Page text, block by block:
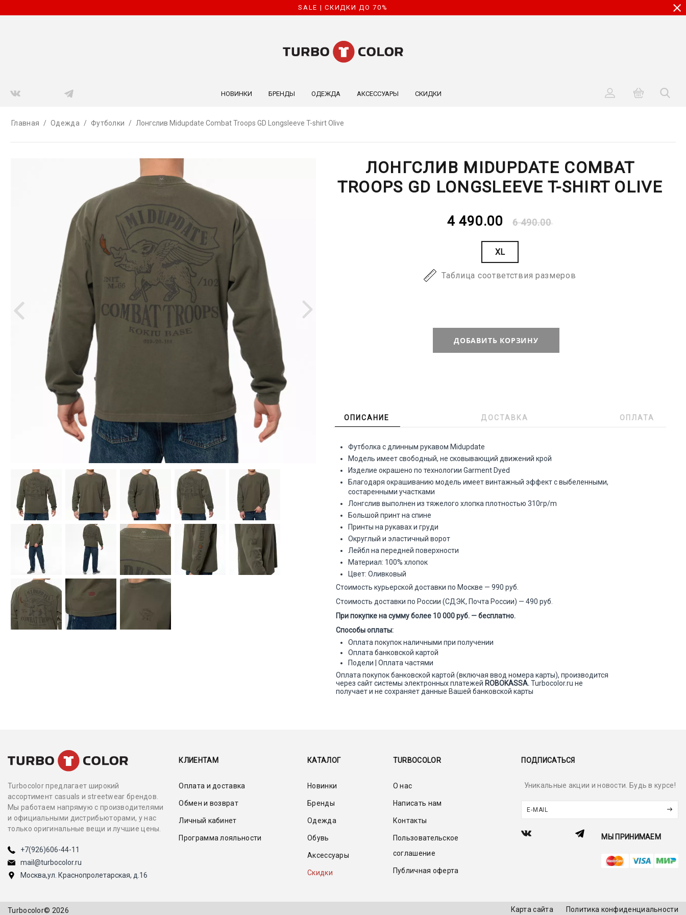
SALE | СКИДКИ ДО 70%
НОВИНКИ БРЕНДЫ ОДЕЖДА АКСЕССУАРЫ СКИДКИ
Главная / Одежда / Футболки / Лонгслив Midupdate Combat Troops GD Longsleeve T-shirt Olive
ЛОНГСЛИВ MIDUPDATE COMBAT
TROOPS GD LONGSLEEVE T-SHIRT OLIVE
4 490.00 6 490.00
XL
Таблица соответствия размеров
ДОБАВИТЬ КОРЗИНУ
ОПИСАНИЕ ДОСТАВКА ОПЛАТА
Футболка с длинным рукавом Midupdate
Модель имеет свободный, не сковывающий движений крой
Изделие окрашено по технологии Garment Dyed
Благодаря окрашиванию модель имеет винтажный эффект с выбеленными,
состаренными участками
Лонгслив выполнен из тяжелого хлопка плотностью 310гр/m
Большой принт на спине
Принты на рукавах и груди
Округлый и эластичный ворот
Лейбл на передней поверхности
Материал: 100% хлопок
Цвет: Оливковый
Стоимость курьерской доставки по Москве — 990 руб.
Стоимость доставки по России (СДЭК, Почта России) — 490 руб.
При покупке на сумму более 10 000 руб. — бесплатно.
Способы оплаты:
Оплата покупок наличными при получении
Оплата банковской картой
Подели | Оплата частями
Оплата покупок банковской картой (включая ввод номера карты), производится
через сайт системы электронных платежей ROBOKASSA.Turbocolor.ru не
получает и не сохраняет данные Вашей банковской карты
Turbocolor предлагает широкий
ассортимент casuals и streetwear брендов.
Мы работаем напрямую с производителями
и официальными дистрибьюторами, у нас
только оригинальные вещи и лучшие цены.
+7(926)606-44-11
mail@turbocolor.ru
Москва,ул. Краснопролетарская, д.16
КЛИЕНТАМ
Оплата и доставка
Обмен и возврат
Личный кабинет
Программа лояльности
КАТАЛОГ
Новинки
Бренды
Одежда
Обувь
Аксессуары
Скидки
TURBOCOLOR
О нас
Написать нам
Контакты
Пользовательское
соглашение
Публичная оферта
ПОДПИСАТЬСЯ
Уникальные акции и новости. Будь в курсе!
МЫ ПРИНИМАЕМ
Turbocolor© 2026 Карта сайта Политика конфиденциальности